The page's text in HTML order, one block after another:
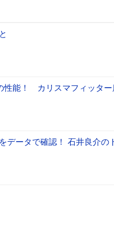
性能！ カリスマフィッター
データで確認！ 石井良介の